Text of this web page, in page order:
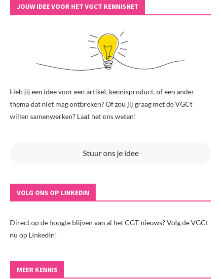
JOUW IDEE VOOR HET VGCT KENNISNET
Heb jij een idee voor een artikel, kennisproduct, of een ander
thema dat niet mag ontbreken? Of zou jij graag met de VGCt
willen samenwerken? Laat het ons weten!
Stuur ons je idee
VOLG ONS OP LINKEDIN
Direct op de hoogte blijven van al het CGT-nieuws? Volg de VGCt
nu op LinkedIn!
MEER KENNIS